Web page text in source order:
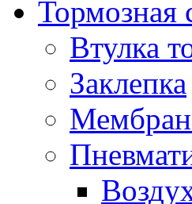
Тормозная
Втулка
Заклепка